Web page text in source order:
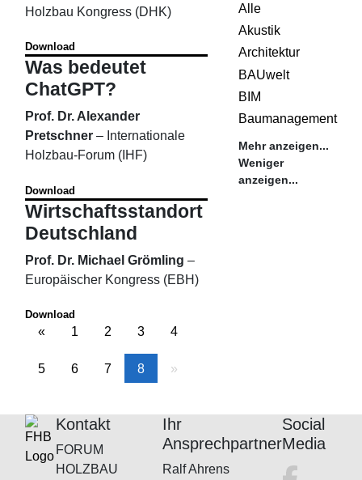
Holzbau Kongress (DHK)
Download
Was bedeutet
ChatGPT?
Prof. Dr. Alexander
Pretschner – Internationale
Holzbau-Forum (IHF)
Download
Wirtschaftsstandort
Deutschland
Prof. Dr. Michael Grömling –
Europäischer Kongress (EBH)
Download
« 1 2 3 4
5 6 7 8 »
Alle
Akustik
Architektur
BAUwelt
BIM
Baumanagement
Mehr anzeigen...
Weniger
anzeigen...
Kontakt
FORUM
HOLZBAU
Ihr
Ansprechpartner
Ralf Ahrens
Social
Media